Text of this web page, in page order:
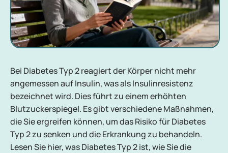
Bei Diabetes Typ 2 reagiert der Körper nicht mehr
angemessen auf Insulin, was als Insulinresistenz
bezeichnet wird. Dies führt zu einem erhöhten
Blutzuckerspiegel. Es gibt verschiedene Maßnahmen,
die Sie ergreifen können, um das Risiko für Diabetes
Typ 2 zu senken und die Erkrankung zu behandeln.
Lesen Sie hier, was Diabetes Typ 2 ist, wie Sie die